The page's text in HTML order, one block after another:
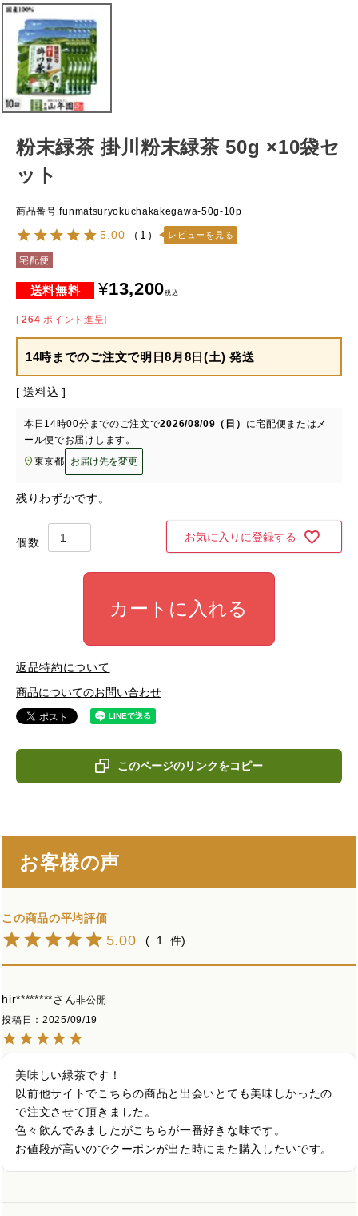
粉末緑茶 掛川粉末緑茶 50g ×10袋セ
ット
商品番号 funmatsuryokuchakakegawa-50g-10p
5.00 （ 1 ） レビューを見る
宅配便
¥13,200税込
[ 264 ポイント進呈]
14時までのご注文で明日8月8日(土) 発送
送料込
本日 14時00分 までのご注文で2026/08/09（日） に宅配便またはメ
ール便でお届けします。
東京都
お届け先を変更
残りわずかです。
お気に入りに登録する
カートに入れる
返品特約について
商品についてのお問い合わせ
このページのリンクをコピー
お客様の声
5.00 1
hir********
非公開
投稿日
2025/09/19
美味しい緑茶です！
以前他サイトでこちらの商品と出会いとても美味しかったの
で注文させて頂きました。
色々飲んでみましたがこちらが一番好きな味です。
お値段が高いのでクーポンが出た時にまた購入したいです。